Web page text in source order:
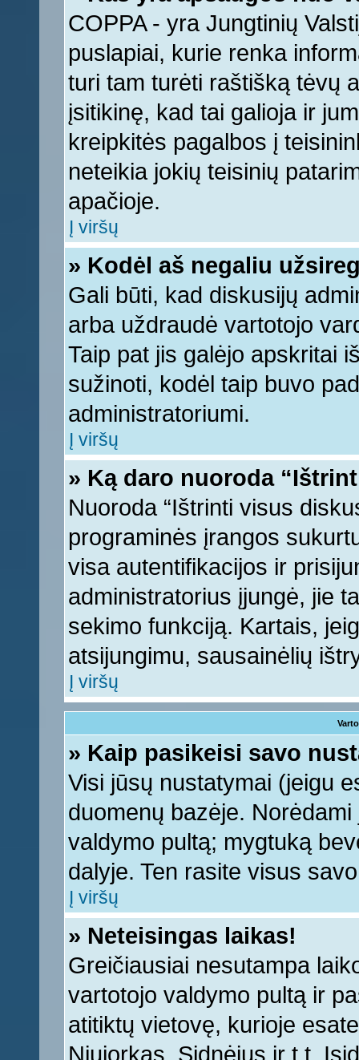
COPPA - yra Jungtinių
puslapiai, kurie renka
turi tam turėti raštišką tėvų
įsitikinę, kad tai galioja ir
kreipkitės pagalbos į
neteikia jokių teisinių
apačioje.
Į viršų
» Kodėl aš negaliu
Gali būti, kad diskusijų
arba uždraudė vartotojo
Taip pat jis galėjo apskritai
sužinoti, kodėl taip buvo
administratoriumi.
Į viršų
» Ką daro nuoroda
Nuoroda “Ištrinti visus
programinės įrangos
visa autentifikacijos ir
administratorius įjungė, jie
sekimo funkciją. Kartais,
atsijungimu, sausainėlių
Į viršų
» Kaip pasikeisi savo
Visi jūsų nustatymai (jeigu
duomenų bazėje.
valdymo pultą; mygtuką
dalyje. Ten rasite visus
Į viršų
» Neteisingas laikas!
Greičiausiai nesutampa
vartotojo valdymo pultą ir
atitiktų vietovę, kurioje
Niujorkas, Sidnėjus ir t.t.